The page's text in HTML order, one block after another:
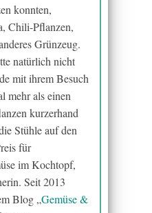
konnten,
Chili-Pflanzen,
Grünzeug.
natürlich nicht
mit ihrem Besuch
mehr als einen
kurzerhand
Stühle auf den
für
im Kochtopf,
Seit 2013
Blog „Gemüse &